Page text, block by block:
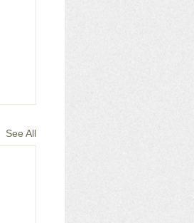
See All